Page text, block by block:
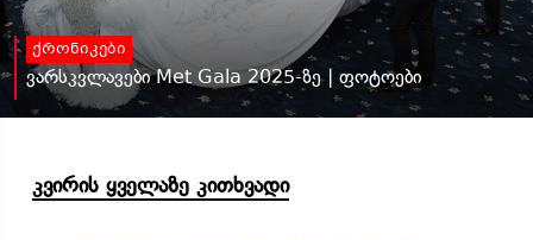
ქრონიკები
ვარსკვლავები Met Gala 2025-ზე | ფოტოები
კვირის ყველაზე კითხვადი